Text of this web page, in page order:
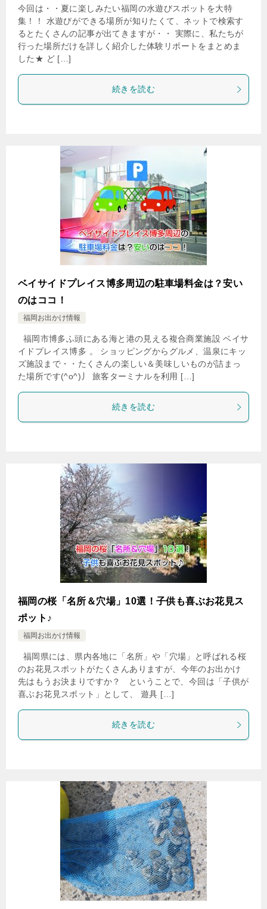
今回は・・夏に楽しみたい福岡の水遊びスポットを大特
集！！ 水遊びができる場所が知りたくて、ネットで検索す
るとたくさんの記事が出てきますが・・ 実際に、私たちが
行った場所だけを詳しく紹介した体験リポートをまとめま
した★ ど […]
続きを読む
ベイサイドプレイス博多周辺の駐車場料金は？安い
のはココ！
福岡お出かけ情報
福岡市博多ふ頭にある海と港の見える複合商業施設 ベイサ
イドプレイス博多 。 ショッピングからグルメ、温泉にキッ
ズ施設まで・・たくさんの楽しい＆美味しいものが詰まっ
た場所です(^o^)丿 旅客ターミナルを利用 […]
続きを読む
福岡の桜「名所＆穴場」10選！子供も喜ぶお花見ス
ポット♪
福岡お出かけ情報
福岡県には、県内各地に「名所」や「穴場」と呼ばれる桜
のお花見スポットがたくさんありますが、今年のお出かけ
先はもうお決まりですか？ ということで、今回は「子供が
喜ぶお花見スポット」として、 遊具 […]
続きを読む